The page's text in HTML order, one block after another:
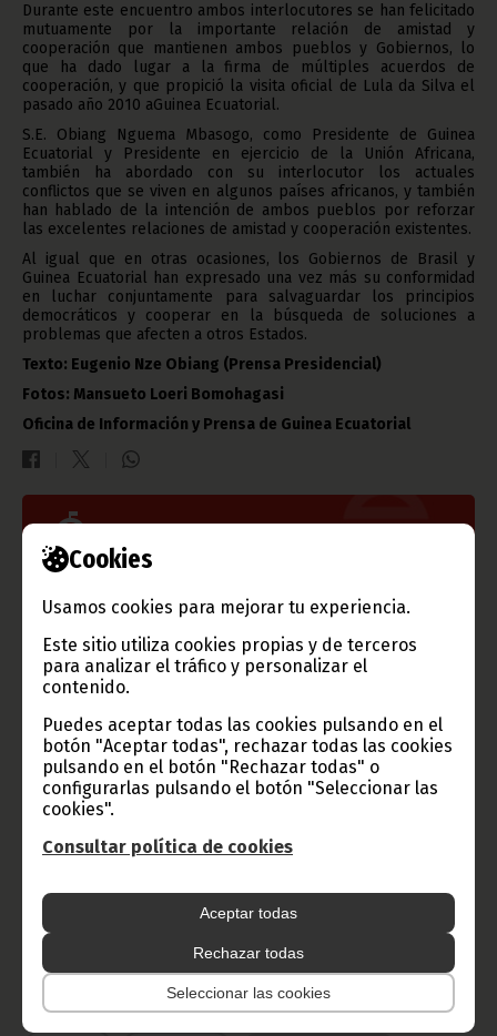
Cookies
Usamos cookies para mejorar tu experiencia.
Este sitio utiliza cookies propias y de terceros
para analizar el tráfico y personalizar el
contenido.
Puedes aceptar todas las cookies pulsando en el
botón "Aceptar todas", rechazar todas las cookies
pulsando en el botón "Rechazar todas" o
configurarlas pulsando el botón "Seleccionar las
cookies".
Consultar política de cookies
Aceptar todas
Rechazar todas
Seleccionar las cookies
Durante este encuentro ambos interlocutores se han felicitado
mutuamente por la importante relación de amistad y
cooperación que mantienen ambos pueblos y Gobiernos, lo
que ha dado lugar a la firma de múltiples acuerdos de
cooperación, y que propició la visita oficial de Lula da Silva el
pasado año 2010 aGuinea Ecuatorial.
S.E. Obiang Nguema Mbasogo, como Presidente de Guinea
Ecuatorial y Presidente en ejercicio de la Unión Africana,
también ha abordado con su interlocutor los actuales
conflictos que se viven en algunos países africanos, y también
han hablado de la intención de ambos pueblos por reforzar
las excelentes relaciones de amistad y cooperación existentes.
Al igual que en otras ocasiones, los Gobiernos de Brasil y
Guinea Ecuatorial han expresado una vez más su conformidad
en luchar conjuntamente para salvaguardar los principios
democráticos y cooperar en la búsqueda de soluciones a
problemas que afecten a otros Estados.
Texto: Eugenio Nze Obiang (Prensa Presidencial)
Fotos: Mansueto Loeri Bomohagasi
Oficina de Información y Prensa de Guinea Ecuatorial
Información de Guinea Ecuatorial
TVGE
Radio Nacional de Guinea
Ecuatorial
Noticias Gobierno
Presidencia